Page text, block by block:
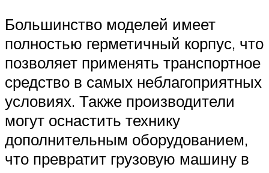
Большинство моделей имеет
полностью герметичный корпус, что
позволяет применять транспортное
средство в самых неблагоприятных
условиях. Также производители
могут оснастить технику
дополнительным оборудованием,
что превратит грузовую машину в